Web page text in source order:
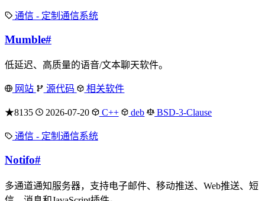
通信 - 定制通信系统
Mumble#
低延迟、高质量的语音/文本聊天软件。
网站 源代码 相关软件
★8135 2026-07-20 C++ deb BSD-3-Clause
通信 - 定制通信系统
Notifo#
多通道通知服务器，支持电子邮件、移动推送、Web推送、短